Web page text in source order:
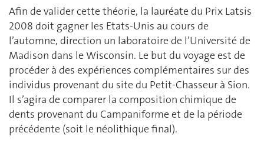
Afin de valider cette théorie, la lauréate du Prix Latsis
2008 doit gagner les Etats-Unis au cours de
l’automne, direction un laboratoire de l’Université de
Madison dans le Wisconsin. Le but du voyage est de
procéder à des expériences complémentaires sur des
individus provenant du site du Petit-Chasseur à Sion.
Il s’agira de comparer la composition chimique de
dents provenant du Campaniforme et de la période
précédente (soit le néolithique final).